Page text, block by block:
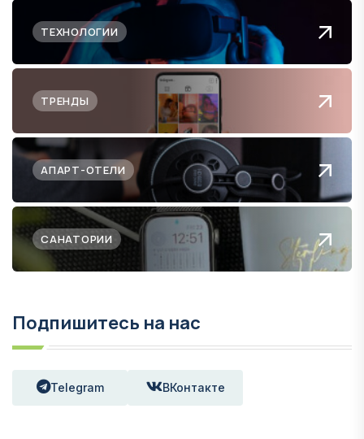
ТЕХНОЛОГИИ
ТРЕНДЫ
АПАРТ-ОТЕЛИ
САНАТОРИИ
Подпишитесь на нас
Telegram ВКонтакте